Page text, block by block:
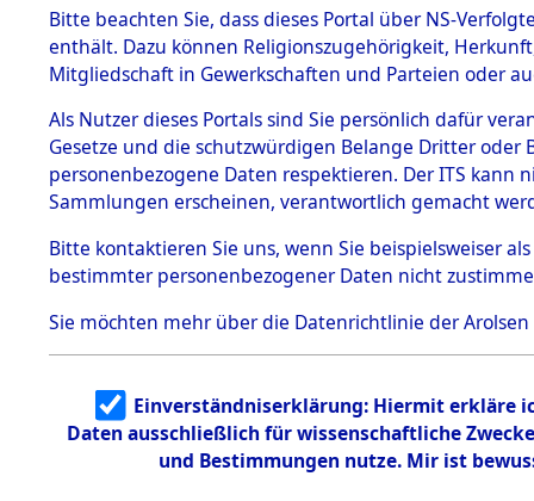
BESTÄNDE
1.
mente
5. Verschiedenes
5.3
Todesmärsche
5.3.1 Alliierte
Erhebungen
zu
Todesmärsch
en
5.3.2
Identifizierun
g
5.3.3
Todesmärsch
auf dem
zur
Roding,
zwischen
km)
Leben
0003
Bitte beachten Sie, dass dieses Portal über NS-
enthält. Dazu können Religionszugehörigkeit,
Mitgliedschaft in Gewerkschaften und Parteien oder
Als Nutzer dieses Portals sind Sie persönlich dafür
Gesetze und die schutzwürdigen Belange Dritter
personenbezogene Daten respektieren. Der ITS
Sammlungen erscheinen, verantwortlich gemacht
Bitte kontaktieren Sie uns, wenn Sie beispielsweiser
bestimmter personenbezogener Daten nicht
Sie möchten mehr über die Datenrichtlinie der Arolsen
Einverständniserklärung: Hiermit erkläre
Daten ausschließlich für wissenschaftliche
und Bestimmungen nutze. Mir ist